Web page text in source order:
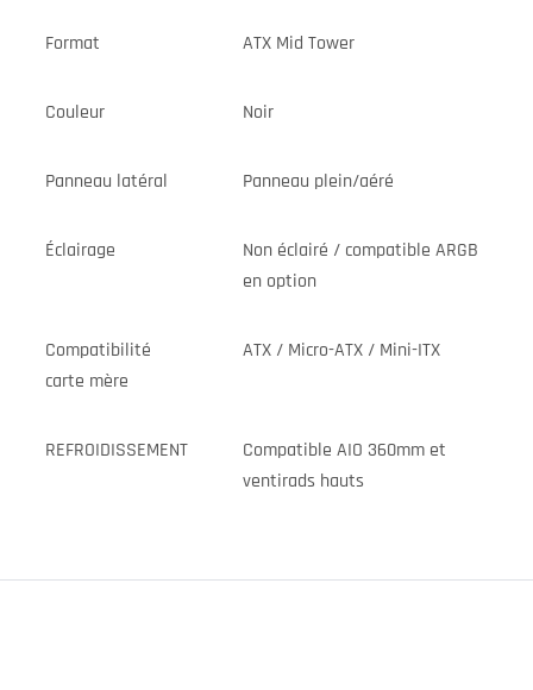
Format ATX Mid Tower
Couleur Noir
Panneau latéral Panneau plein/aéré
Éclairage
Non éclairé / compatible ARGB
en option
Compatibilité
carte mère
ATX / Micro-ATX / Mini-ITX
REFROIDISSEMENT
Compatible AIO 360mm et
ventirads hauts